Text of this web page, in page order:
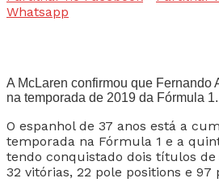
Whatsapp
A McLaren confirmou que Fernando
na temporada de 2019 da Fórmula 1.
O espanhol de 37 anos está a
temporada na Fórmula 1 e a
tendo conquistado dois títulos
32 vitórias, 22 pole positions e 97